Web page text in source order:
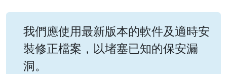
我們應使用最新版本的軟件及適時安
裝修正檔案，以堵塞已知的保安漏
洞。